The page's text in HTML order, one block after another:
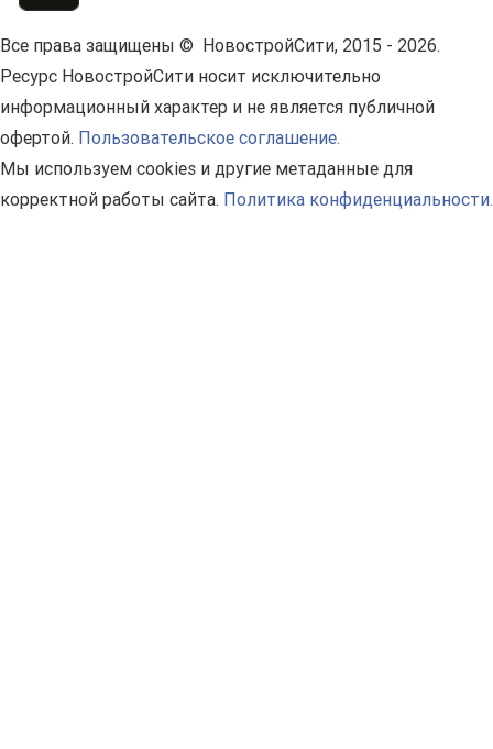
Все права защищены © НовостройСити, 2015 - 2026.
Ресурс НовостройСити носит исключительно
информационный характер и не является публичной
офертой. Пользовательское соглашение.
Мы используем cookies и другие метаданные для
корректной работы сайта. Политика конфиденциальности.